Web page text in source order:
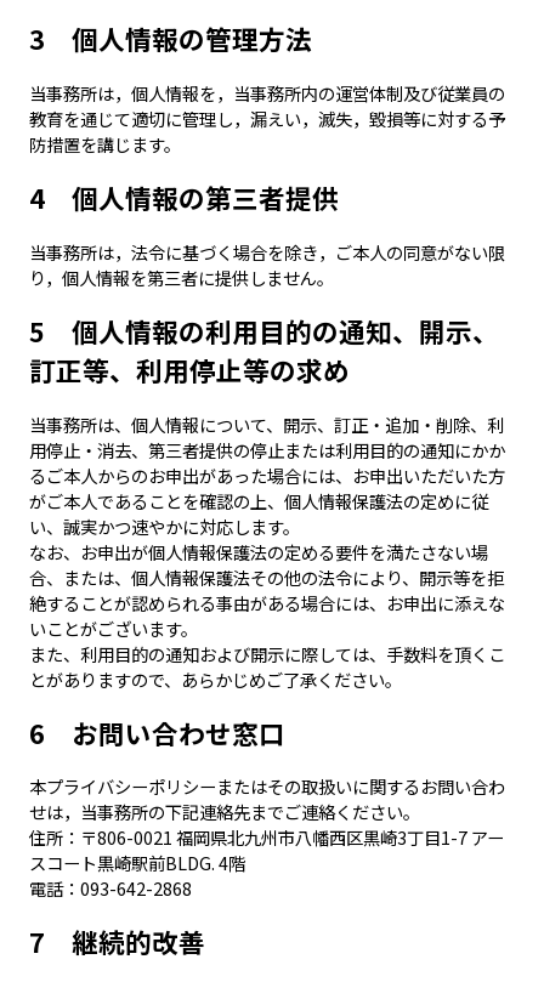
3 個人情報の管理方法
当事務所は，個人情報を，当事務所内の運営体制及び従業員の
教育を通じて適切に管理し，漏えい，滅失，毀損等に対する予
防措置を講じます。
4 個人情報の第三者提供
当事務所は，法令に基づく場合を除き，ご本人の同意がない限
り，個人情報を第三者に提供しません。
5 個人情報の利用目的の通知、開示、
訂正等、利用停止等の求め
当事務所は、個人情報について、開示、訂正・追加・削除、利
用停止・消去、第三者提供の停止または利用目的の通知にかか
るご本人からのお申出があった場合には、お申出いただいた方
がご本人であることを確認の上、個人情報保護法の定めに従
い、誠実かつ速やかに対応します。
なお、お申出が個人情報保護法の定める要件を満たさない場
合、または、個人情報保護法その他の法令により、開示等を拒
絶することが認められる事由がある場合には、お申出に添えな
いことがございます。
また、利用目的の通知および開示に際しては、手数料を頂くこ
とがありますので、あらかじめご了承ください。
6 お問い合わせ窓口
本プライバシーポリシーまたはその取扱いに関するお問い合わ
せは，当事務所の下記連絡先までご連絡ください。
住所：〒806-0021 福岡県北九州市八幡西区黒崎3丁目1-7 アー
スコート黒崎駅前BLDG. 4階
電話：093-642-2868
7 継続的改善